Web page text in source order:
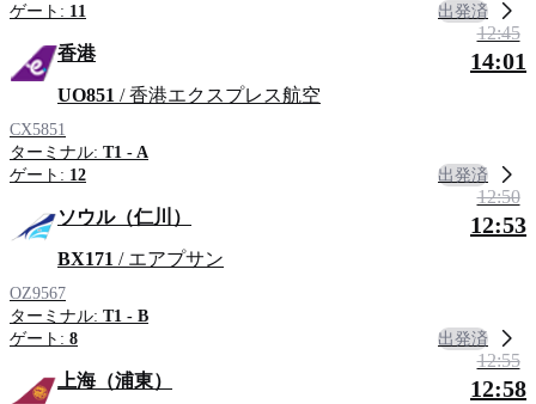
ゲート: 11 出発済
香港
UO851 / 香港エクスプレス航空
CX5851
ターミナル: T1 - A
ゲート: 12
12:45
14:01
出発済
ソウル（仁川）
BX171 / エアプサン
OZ9567
ターミナル: T1 - B
ゲート: 8
12:50
12:53
出発済
上海（浦東）
12:55
12:58